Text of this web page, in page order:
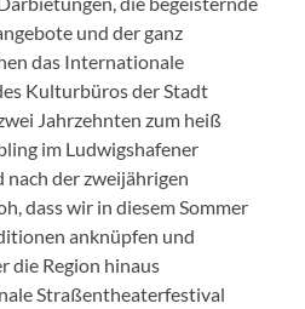
und der ganz
das Internationale
Kulturbüros der Stadt
Jahrzehnten zum heiß
im Ludwigshafener
nach der zweijährigen
dass wir in diesem Sommer
anknüpfen und
die Region hinaus
Straßentheaterfestival